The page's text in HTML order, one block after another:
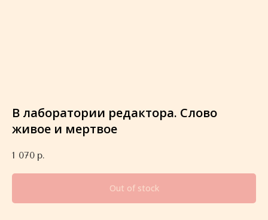
В лаборатории редактора. Слово
живое и мертвое
1 070 р.
Out of stock